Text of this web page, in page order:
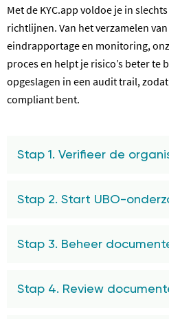
Met de KYC.app voldoe je in
richtlijnen. Van het verzamelen
eindrapportage en monitoring,
proces en helpt je risico’s beter te
opgeslagen in een audit trail,
compliant bent.
Stap 1. Verifieer de
Stap 2. Start UBO-
Stap 3. Beheer
Stap 4. Review